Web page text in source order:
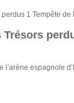
espagnole